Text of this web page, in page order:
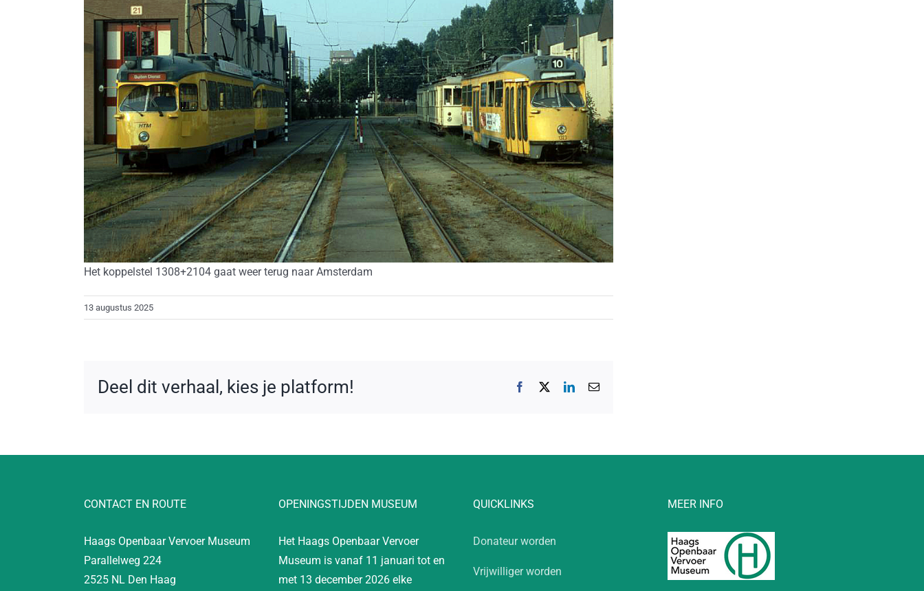
Het koppelstel 1308+2104 gaat weer terug naar Amsterdam
13 augustus 2025
Deel dit verhaal, kies je platform! Facebook LinkedIn
E-
CONTACT EN ROUTE
Haags Openbaar Vervoer Museum
Parallelweg 224
2525 NL Den Haag
OPENINGSTIJDEN MUSEUM
Het Haags Openbaar Vervoer
Museum is vanaf 11 januari tot en
met 13 december 2026 elke
QUICKLINKS
Donateur worden
Vrijwilliger worden
MEER INFO